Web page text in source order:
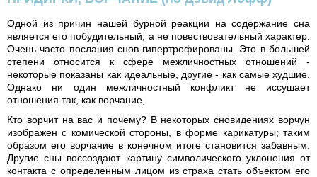
Одной из причин нашей бурной реакции на содержание сна
является его побудительный, а не повествовательный характер.
Очень часто послания снов гипертрофированы. Это в большей
степени относится к сфере межличностных отношений -
некоторые показаны как идеальные, другие - как самые худшие.
Однако ни один межличностный конфликт не иссушает
отношения так, как ворчание,
Кто ворчит на вас и почему? В некоторых сновидениях ворчун
изображен с комической стороны, в форме карикатуры; таким
образом его ворчание в конечном итоге становится забавным.
Другие сны воссоздают картину символического уклонения от
контакта с определенным лицом из страха стать объектом его